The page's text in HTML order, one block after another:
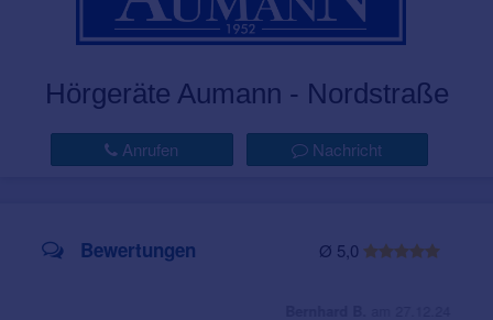
Hörgeräte Aumann - Nordstraße
Anrufen Nachricht
Ø 5,0
Bewertungen